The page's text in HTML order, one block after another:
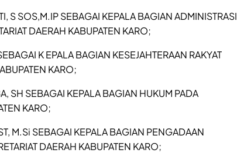
S SOS,M.IP SEBAGAI KEPALA BAGIAN ADMINISTRASI
DAERAH KABUPATEN KARO;
K EPALA BAGIAN KESEJAHTERAAN RAKYAT
KARO;
SH SEBAGAI KEPALA BAGIAN HUKUM PADA
KARO;
M.Si SEBAGAI KEPALA BAGIAN PENGADAAN
DAERAH KABUPATEN KARO;